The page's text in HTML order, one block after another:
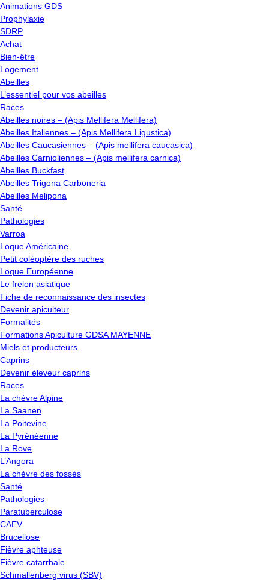
Animations GDS
Prophylaxie
SDRP
Achat
Bien-être
Logement
Abeilles
L’essentiel pour vos abeilles
Races
Abeilles noires – (Apis Mellifera Mellifera)
Abeilles Italiennes – (Apis Mellifera Ligustica)
Abeilles Caucasiennes – (Apis mellifera caucasica)
Abeilles Carnioliennes – (Apis mellifera carnica)
Abeilles Buckfast
Abeilles Trigona Carboneria
Abeilles Melipona
Santé
Pathologies
Varroa
Loque Américaine
Petit coléoptère des ruches
Loque Européenne
Le frelon asiatique
Fiche de reconnaissance des insectes
Devenir apiculteur
Formalités
Formations Apiculture GDSA MAYENNE
Miels et producteurs
Caprins
Devenir éleveur caprins
Races
La chèvre Alpine
La Saanen
La Poitevine
La Pyrénéenne
La Rove
L’Angora
La chèvre des fossés
Santé
Pathologies
Paratuberculose
CAEV
Brucellose
Fièvre aphteuse
Fièvre catarrhale
Schmallenberg virus (SBV)